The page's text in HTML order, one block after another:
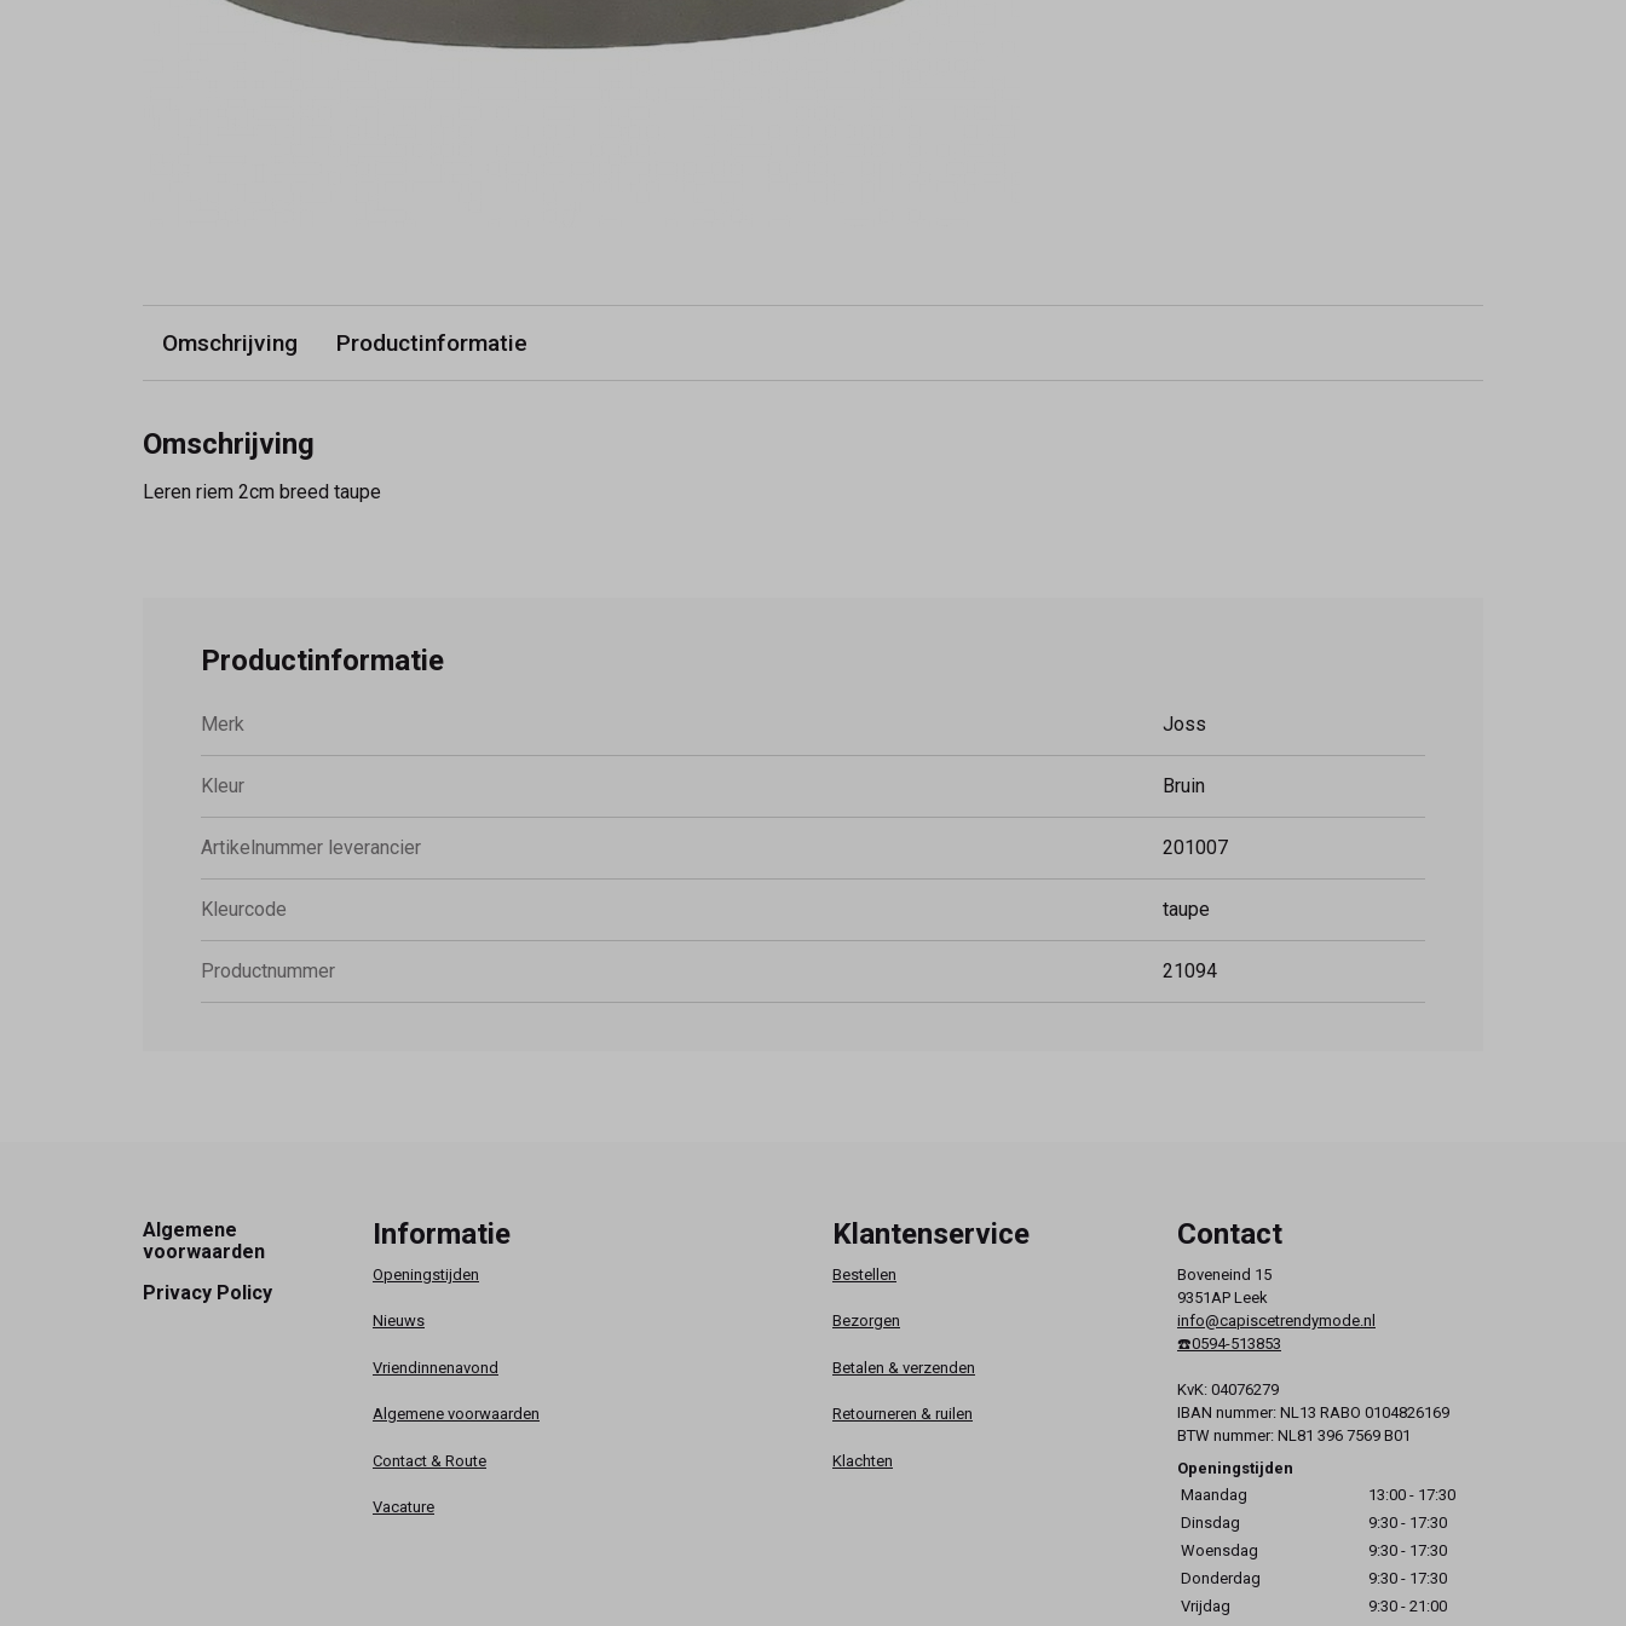
Omschrijving Productinformatie
Omschrijving
Leren riem 2cm breed taupe
Productinformatie
Merk Joss
Kleur Bruin
Artikelnummer leverancier 201007
Kleurcode taupe
Productnummer 21094
Footer
Algemene
voorwaarden
Privacy Policy
Informatie
Openingstijden
Nieuws
Vriendinnenavond
Algemene voorwaarden
Contact & Route
Vacature
Klantenservice
Bestellen
Bezorgen
Betalen & verzenden
Retourneren & ruilen
Klachten
Contact
Boveneind 15
9351AP Leek
info@capiscetrendymode.nl
☎️0594-513853
KvK: 04076279
IBAN nummer: NL13 RABO 0104826169
BTW nummer: NL81 396 7569 B01
Openingstijden
Maandag
13:00 - 17:30
Dinsdag
9:30 - 17:30
Woensdag
9:30 - 17:30
Donderdag
9:30 - 17:30
Vrijdag
9:30 - 21:00